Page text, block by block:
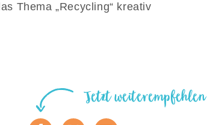
Thema „Recycling“ kreativ
Jetzt weiterempfehlen